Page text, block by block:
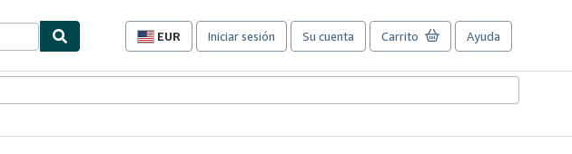
EUR
Preferencias
compra
sitio.
Iniciar sesión Su cuenta Carrito Ayuda